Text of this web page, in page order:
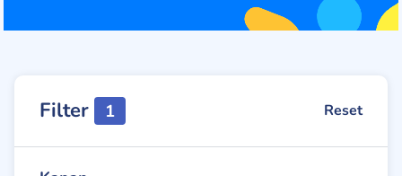
Filter 1 Reset